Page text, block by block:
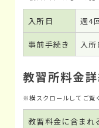
入所日 週4
事前手続き 入
教習所料金
教習料金に含まれ